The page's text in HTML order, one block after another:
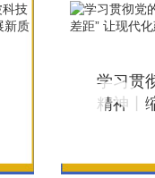
学习贯
精神丨